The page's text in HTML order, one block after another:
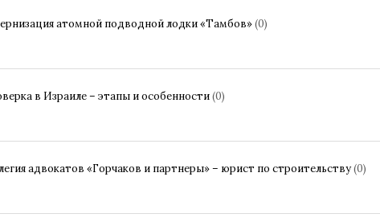
атомной подводной лодки «Тамбов»(0)
в Израиле – этапы и особенности(0)
адвокатов «Горчаков и партнеры» – юрист по строительству(0)